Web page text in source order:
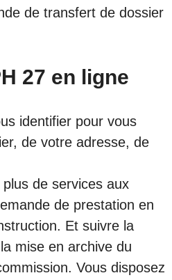
de transfert de dossier
27 en ligne
identifier pour vous
de votre adresse, de
de services aux
de prestation en
Et suivre la
mise en archive du
Vous disposez